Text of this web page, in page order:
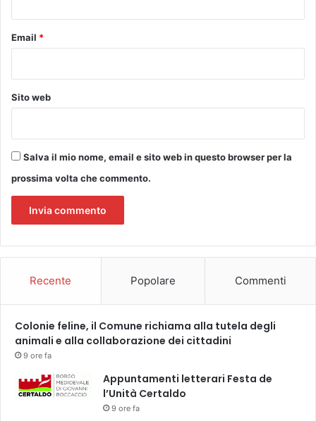
u
a
o
g
o
Email *
Sito web
Salva il mio nome, email e sito web in questo browser per la
prossima volta che commento.
Recente Popolare Commenti
Colonie feline, il Comune richiama alla tutela degli
animali e alla collaborazione dei cittadini
9 ore fa
Appuntamenti letterari Festa de
l’Unità Certaldo
9 ore fa